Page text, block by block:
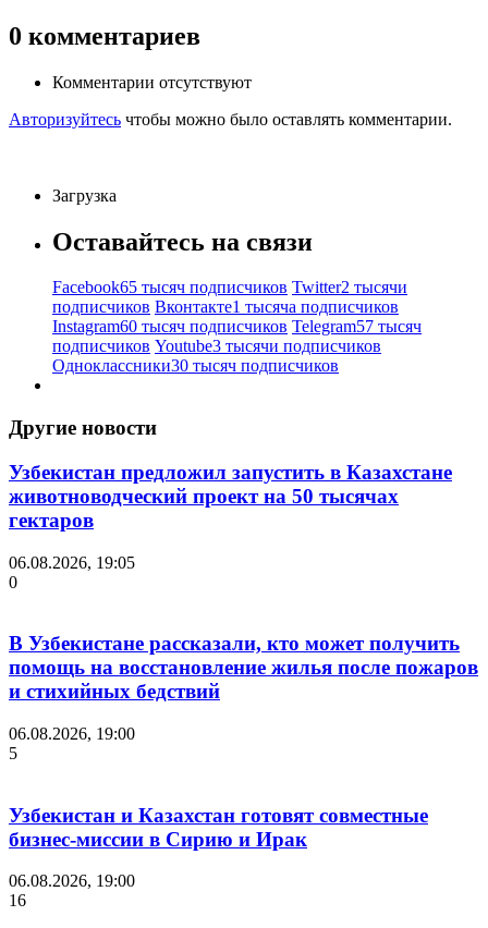
0 комментариев
Комментарии отсутствуют
Авторизуйтесь чтобы можно было оставлять комментарии.
Загрузка
Оставайтесь на связи
Facebook65 тысяч подписчиков Twitter2 тысячи
подписчиков Вконтакте1 тысяча подписчиков
Instagram60 тысяч подписчиков Telegram57 тысяч
подписчиков Youtube3 тысячи подписчиков
Одноклассники30 тысяч подписчиков
Другие новости
Узбекистан предложил запустить в Казахстане
животноводческий проект на 50 тысячах
гектаров
06.08.2026, 19:05
0
В Узбекистане рассказали, кто может получить
помощь на восстановление жилья после пожаров
и стихийных бедствий
06.08.2026, 19:00
5
Узбекистан и Казахстан готовят совместные
бизнес-миссии в Сирию и Ирак
06.08.2026, 19:00
16